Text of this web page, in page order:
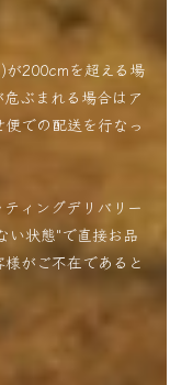
が200cmを超える場
ぶまれる場合はア
での配送を行なっ
ィングデリバリー
い状態"で直接お品
がご不在であると